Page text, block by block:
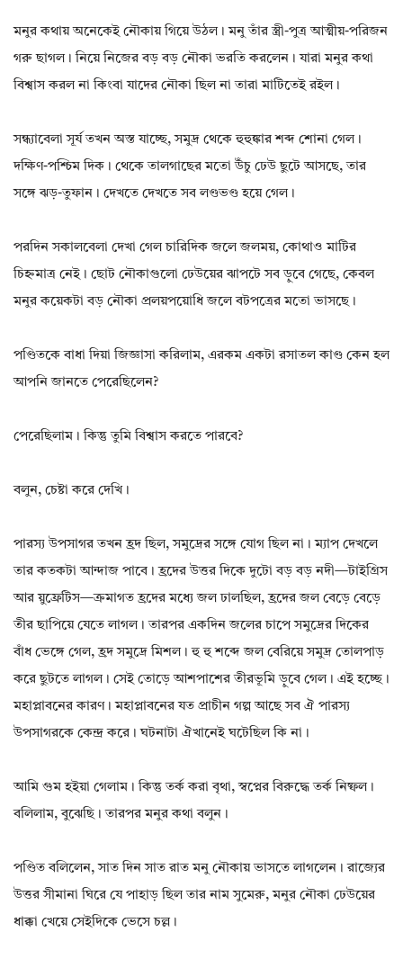
মনুর কথায় অনেকেই নৌকায় গিয়ে উঠল। মনু তাঁর স্ত্রী-পুত্র আত্মীয়-পরিজন
গরু ছাগল। নিয়ে নিজের বড় বড় নৌকা ভরতি করলেন। যারা মনুর কথা
বিশ্বাস করল না কিংবা যাদের নৌকা ছিল না তারা মাটিতেই রইল।
সন্ধ্যাবেলা সূর্য তখন অস্ত যাচ্ছে, সমুদ্র থেকে হুহুঙ্কার শব্দ শোনা গেল।
দক্ষিণ-পশ্চিম দিক। থেকে তালগাছের মতো উঁচু ঢেউ ছুটে আসছে, তার
সঙ্গে ঝড়-তুফান। দেখতে দেখতে সব লণ্ডভণ্ড হয়ে গেল।
পরদিন সকালবেলা দেখা গেল চারিদিক জলে জলময়, কোথাও মাটির
চিহ্নমাত্র নেই। ছোট নৌকাগুলো ঢেউয়ের ঝাপটে সব ড়ুবে গেছে, কেবল
মনুর কয়েকটা বড় নৌকা প্রলয়পয়োধি জলে বটপত্রের মতো ভাসছে।
পণ্ডিতকে বাধা দিয়া জিজ্ঞাসা করিলাম, এরকম একটা রসাতল কাণ্ড কেন হল
আপনি জানতে পেরেছিলেন?
পেরেছিলাম। কিন্তু তুমি বিশ্বাস করতে পারবে?
বলুন, চেষ্টা করে দেখি।
পারস্য উপসাগর তখন হ্রদ ছিল, সমুদ্রের সঙ্গে যোগ ছিল না। ম্যাপ দেখলে
তার কতকটা আন্দাজ পাবে। হ্রদের উত্তর দিকে দুটো বড় বড় নদী—টাইগ্রিস
আর য়ুফ্রেটিস—ক্রমাগত হ্রদের মধ্যে জল ঢালছিল, হ্রদের জল বেড়ে বেড়ে
তীর ছাপিয়ে যেতে লাগল। তারপর একদিন জলের চাপে সমুদ্রের দিকের
বাঁধ ভেঙ্গে গেল, হ্রদ সমুদ্রে মিশল। হু হু শব্দে জল বেরিয়ে সমুদ্র তোলপাড়
করে ছুটতে লাগল। সেই তোড়ে আশপাশের তীরভূমি ড়ুবে গেল। এই হচ্ছে।
মহাপ্লাবনের কারণ। মহাপ্লাবনের যত প্রাচীন গল্প আছে সব ঐ পারস্য
উপসাগরকে কেন্দ্র করে। ঘটনাটা ঐখানেই ঘটেছিল কি না।
আমি গুম হইয়া গেলাম। কিন্তু তর্ক করা বৃথা, স্বপ্নের বিরুদ্ধে তর্ক নিষ্ফল।
বলিলাম, বুঝেছি। তারপর মনুর কথা বলুন।
পণ্ডিত বলিলেন, সাত দিন সাত রাত মনু নৌকায় ভাসতে লাগলেন। রাজ্যের
উত্তর সীমানা ঘিরে যে পাহাড় ছিল তার নাম সুমেরু, মনুর নৌকা ঢেউয়ের
ধাক্কা খেয়ে সেইদিকে ভেসে চল্ল।